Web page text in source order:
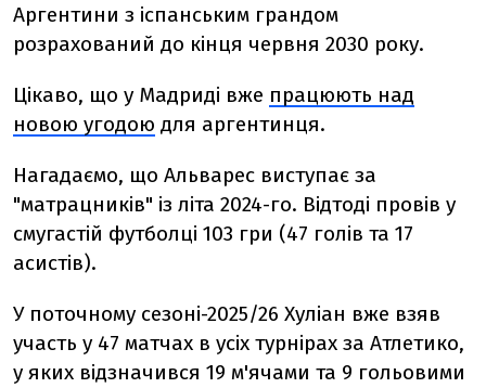
Аргентини з іспанським грандом
розрахований до кінця червня 2030 року.
Цікаво, що у Мадриді вже працюють над
новою угодою для аргентинця.
Нагадаємо, що Альварес виступає за
"матрацників" із літа 2024-го. Відтоді провів у
смугастій футболці 103 гри (47 голів та 17
асистів).
У поточному сезоні-2025/26 Хуліан вже взяв
участь у 47 матчах в усіх турнірах за Атлетико,
у яких відзначився 19 м'ячами та 9 гольовими